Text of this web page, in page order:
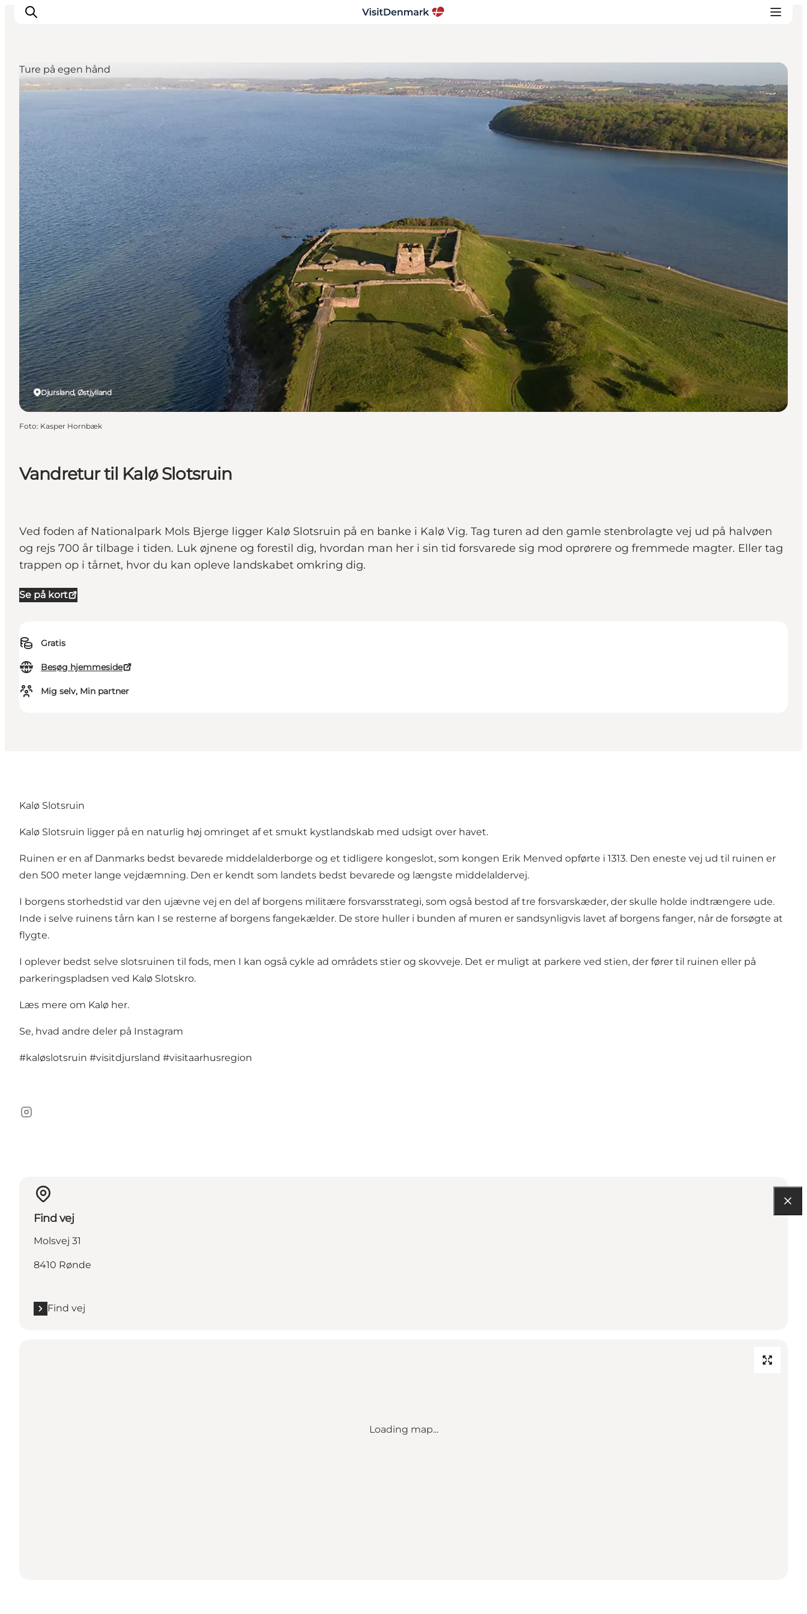
Oplevelser
Overnatning
Planlæg ferien
Vandretur til Kalø Slotsruin
Ved foden af Nationalpark Mols Bjerge ligger Kalø Slotsruin på en banke i Kalø Vig. Tag turen ad den gamle stenbrolagte vej ud på halvøen
og rejs 700 år tilbage i tiden. Luk øjnene og forestil dig, hvordan man her i sin tid forsvarede sig mod oprørere og fremmede magter. Eller tag
trappen op i tårnet, hvor du kan opleve landskabet omkring dig.
Se på kort
Gratis
Besøg hjemmeside
Mig selv, Min partner
Djursland, Østjylland
Ture på egen hånd
Foto: Kasper Hornbæk
Kalø Slotsruin
Kalø Slotsruin ligger på en naturlig høj omringet af et smukt kystlandskab med udsigt over havet.
Ruinen er en af Danmarks bedst bevarede middelalderborge og et tidligere kongeslot, som kongen Erik Menved opførte i 1313. Den eneste vej ud til ruinen er
den 500 meter lange vejdæmning. Den er kendt som landets bedst bevarede og længste middelaldervej.
I borgens storhedstid var den ujævne vej en del af borgens militære forsvarsstrategi, som også bestod af tre forsvarskæder, der skulle holde indtrængere ude.
Inde i selve ruinens tårn kan I se resterne af borgens fangekælder. De store huller i bunden af muren er sandsynligvis lavet af borgens fanger, når de forsøgte at
flygte.
I oplever bedst selve slotsruinen til fods, men I kan også cykle ad områdets stier og skovveje. Det er muligt at parkere ved stien, der fører til ruinen eller på
parkeringspladsen ved Kalø Slotskro.
Læs mere om Kalø her.
Se, hvad andre deler på Instagram
#kaløslotsruin #visitdjursland #visitaarhusregion
Instagram
Find vej
Molsvej 31
8410 Rønde
Find vej
Loading map...